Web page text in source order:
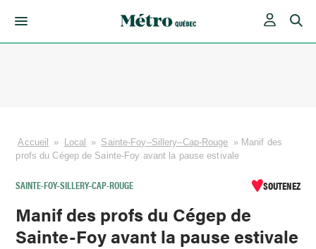
Accueil » Local » Sainte-Foy–Sillery–Cap-Rouge » Manif des
profs du Cégep de Sainte-Foy avant la pause estivale
SAINTE-FOY–SILLERY–CAP-ROUGE SOUTENEZ
Manif des profs du Cégep de
Sainte-Foy avant la pause estivale